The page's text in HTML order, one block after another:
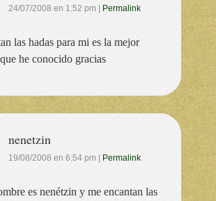
24/07/2008 en 1:52 pm Permalink
las hadas para mi es la mejor
he conocido gracias
nenetzin
19/08/2008 en 6:54 pm Permalink
es nenétzin y me encantan las